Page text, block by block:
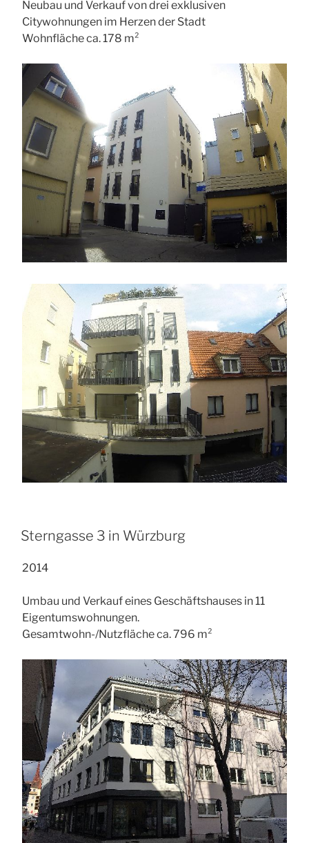
Neubau und Verkauf von drei exklusiven
Citywohnungen im Herzen der Stadt
Wohnfläche ca. 178 m²
Sterngasse 3 in Würzburg
2014
Umbau und Verkauf eines Geschäftshauses in 11
Eigentumswohnungen.
Gesamtwohn-/Nutzfläche ca. 796 m²